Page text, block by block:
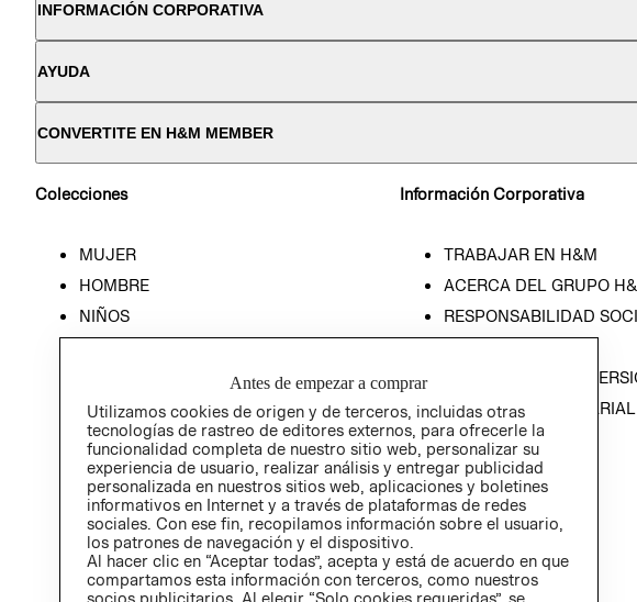
INFORMACIÓN CORPORATIVA
AYUDA
CONVERTITE EN H&M MEMBER
Colecciones
MUJER
HOMBRE
NIÑOS
Información Corporativa
TRABAJAR EN H&M
ACERCA DEL GRUPO
RESPONSABILIDAD
RELACIÓN CON
POLÍTICA EMPRESARIAL
Antes de empezar a comprar
Utilizamos cookies de origen y de terceros, incluidas otras
tecnologías de rastreo de editores externos, para ofrecerle la
funcionalidad completa de nuestro sitio web, personalizar su
experiencia de usuario, realizar análisis y entregar publicidad
personalizada en nuestros sitios web, aplicaciones y boletines
informativos en Internet y a través de plataformas de redes
sociales. Con ese fin, recopilamos información sobre el usuario,
los patrones de navegación y el dispositivo.
Al hacer clic en “Aceptar todas”, acepta y está de acuerdo en que
compartamos esta información con terceros, como nuestros